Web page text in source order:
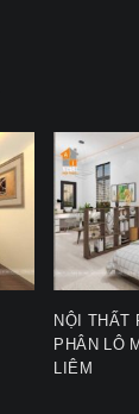
NỘI THẤT
PHÂN LÔ
LIÊM